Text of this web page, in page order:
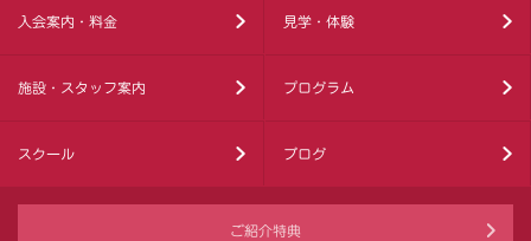
入会案内・料金 見学・体験
施設・スタッフ案内 プログラム
スクール ブログ
ご紹介特典